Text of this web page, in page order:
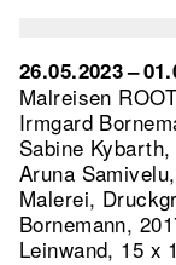
26.05.2023 –
Malreisen
Irmgard
Sabine
Aruna
Malerei,
Bornemann,
Leinwand, 15 x